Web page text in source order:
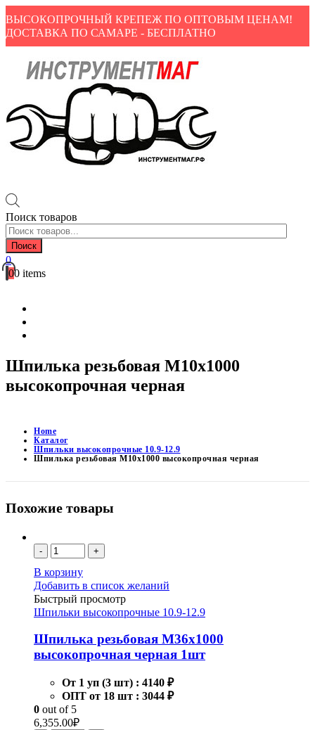
ВЫСОКОПРОЧНЫЙ КРЕПЕЖ ПО ОПТОВЫМ ЦЕНАМ!
ДОСТАВКА ПО САМАРЕ - БЕСПЛАТНО
Поиск товаров
Поиск
0
00 items
Шпилька резьбовая М10х1000
высокопрочная черная
Home
Каталог
Шпильки высокопрочные 10.9-12.9
Шпилька резьбовая М10х1000 высокопрочная черная
Похожие товары
- +
В корзину
Добавить в список желаний
Быстрый просмотр
Шпильки высокопрочные 10.9-12.9
Шпилька резьбовая М36х1000
высокопрочная черная 1шт
От 1 уп (3 шт) : 4140 ₽
ОПТ от 18 шт : 3044 ₽
0 out of 5
6,355.00₽